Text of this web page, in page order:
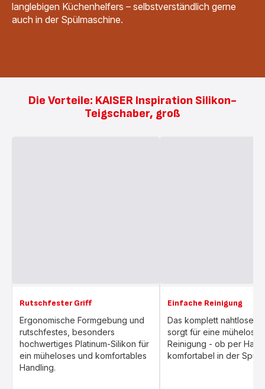
langlebigen Küchenhelfers – selbstverständlich gerne
auch in der Spülmaschine.
Die Vorteile: KAISER Inspiration Silikon-
Teigschaber, groß
Rutschfester Griff
Ergonomische Formgebung und
rutschfestes, besonders
hochwertiges Platinum-Silikon für
ein müheloses und komfortables
Handling.
Einfache Reinigung
Das komplett nahtlose
sorgt für eine mühelose
Reinigung - ob per
komfortabel in der